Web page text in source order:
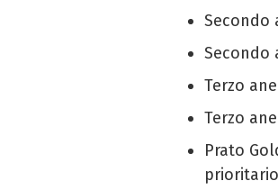
Secondo
Secondo
Terzo
Terzo
Prato